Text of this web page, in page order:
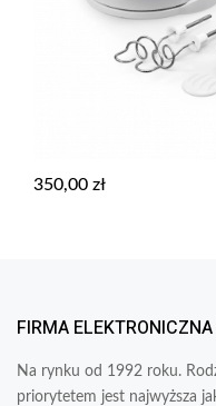
350,00 zł
FIRMA
Na rynku od 1992 roku.
priorytetem jest najwyższa